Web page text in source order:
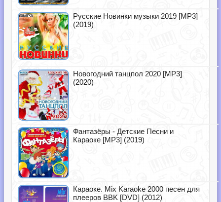
Русские Новинки музыки 2019 [MP3]
(2019)
Новогодний танцпол 2020 [MP3]
(2020)
Фантазёры - Детские Песни и
Караоке [MP3] (2019)
Караоке. Mix Karaoke 2000 песен для
плееров BBK [DVD] (2012)